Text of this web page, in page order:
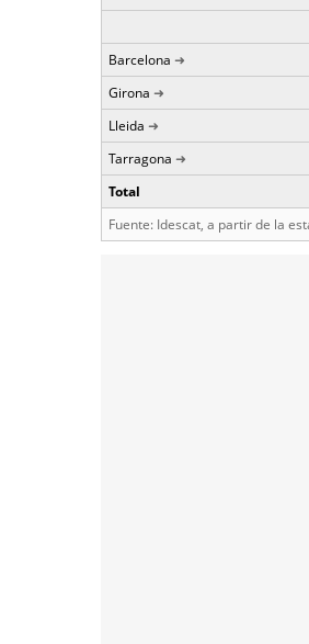
Barcelona
Girona
Lleida
Tarragona
Total
Fuente: Idescat, a partir de la